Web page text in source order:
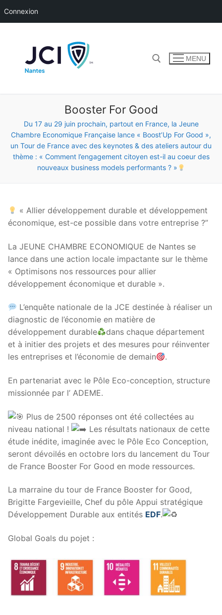
Connexion
MENU
Booster For Good
Du 17 au 29 juin prochain, partout en France, la Jeune
Chambre Economique Française lance « Boost’Up For Good »,
un Tour de France avec des keynotes & des ateliers autour du
thème : « Comment l’engagement citoyen est-il au coeur des
nouveaux business models performants ? »
« Allier développement durable et développement
économique, est-ce possible dans votre entreprise ?”
La JEUNE CHAMBRE ECONOMIQUE de Nantes se
lance dans une action locale impactante sur le thème
« Optimisons nos ressources pour allier
développement économique et durable ».
L’enquête nationale de la JCE destinée à réaliser un
diagnostic de l’économie en matière de
développement durable
dans chaque département
et à initier des projets et des mesures pour réinventer
les entreprises et l’économie de demain
.
En partenariat avec le Pôle Eco-conception, structure
missionnée par l’ ADEME.
Plus de 2500 réponses ont été collectées au
niveau national !
Les résultats nationaux de cette
étude inédite, imaginée avec le Pôle Eco Conception,
seront dévoilés en octobre lors du lancement du Tour
de France Booster For Good en mode ressources.
La marraine du tour de France Booster for Good,
Brigitte Fargevieille, Chef du pôle Appui stratégique
Développement Durable aux entités EDF.
Global Goals du pojet :